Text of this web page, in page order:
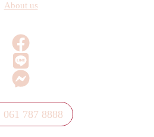
About us
787 8888